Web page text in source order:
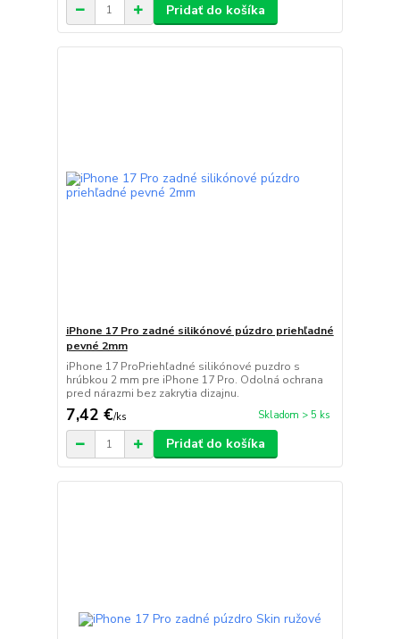
Pridať do košíka
iPhone 17 Pro zadné silikónové púzdro priehľadné
pevné 2mm
iPhone 17 ProPriehľadné silikónové puzdro s
hrúbkou 2 mm pre iPhone 17 Pro. Odolná ochrana
pred nárazmi bez zakrytia dizajnu.
7,42 €/ks Skladom > 5 ks
Pridať do košíka